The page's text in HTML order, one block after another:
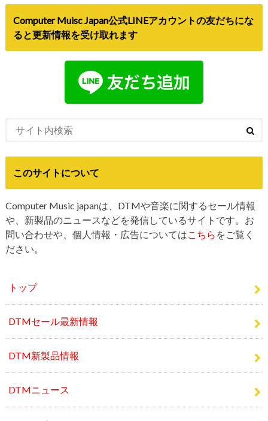
Computer Muisc Japan公式LINEアカウントの友だちにな
ると更新情報を受け取れます
このサイトについて
Computer Music japanは、DTMや音楽に関するセール情報
や、新製品のニュースなどを発信しているサイトです。お
ださい。
トップ
DTMセール最新情報
DTM新製品情報